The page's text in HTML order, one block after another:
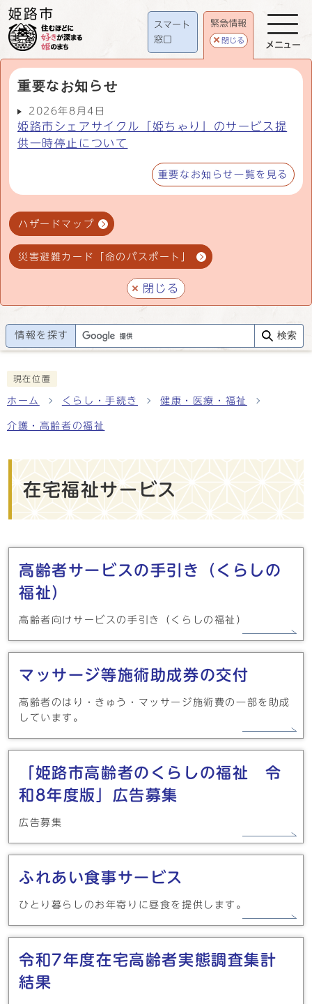
スマート
窓口
緊急情報
閉じる
重要なお知らせ
2026年8月4日
姫路市シェアサイクル「姫ちゃり」のサービス提
供一時停止について
重要なお知らせ一覧を見る
ハザードマップ
災害避難カード「命のパスポート」
閉じる
メニュー
情報を探す 検索
現在位置
ホーム くらし・手続き 健康・医療・福祉
介護・高齢者の福祉
在宅福祉サービス
メインメニュー
高齢者サービスの手引き（くらしの
福祉）
高齢者向けサービスの手引き（くらしの福祉）
マッサージ等施術助成券の交付
高齢者のはり・きゅう・マッサージ施術費の一部を助成
しています。
「姫路市高齢者のくらしの福祉 令
和8年度版」広告募集
広告募集
ふれあい食事サービス
ひとり暮らしのお年寄りに昼食を提供します。
令和7年度在宅高齢者実態調査集計
結果